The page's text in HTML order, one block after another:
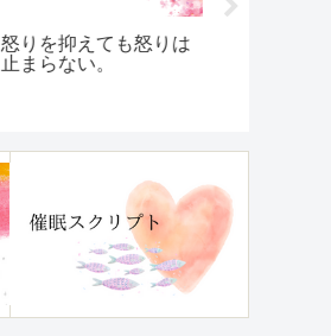
怒りを抑えても怒りは
止まらない。